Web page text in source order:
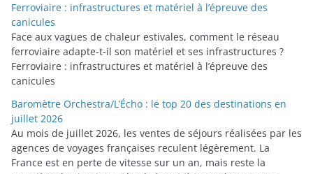
Ferroviaire : infrastructures et matériel à l’épreuve des
canicules
Face aux vagues de chaleur estivales, comment le réseau
ferroviaire adapte-t-il son matériel et ses infrastructures ?
Ferroviaire : infrastructures et matériel à l’épreuve des
canicules
Baromètre Orchestra/L’Écho : le top 20 des destinations en
juillet 2026
Au mois de juillet 2026, les ventes de séjours réalisées par les
agences de voyages françaises reculent légèrement. La
France est en perte de vitesse sur un an, mais reste la